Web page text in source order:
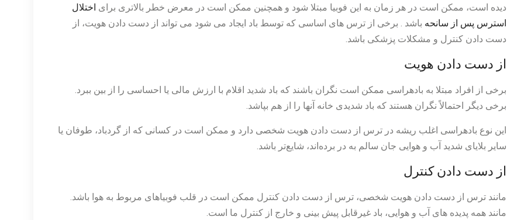
دیده است، ممکن است در هر زمان به این فوبیا مبتلا شود و همچنین ممکن است در معرض خطر بالاتری برای اختلال
استرس پس از سانحه باشد . برخی از ترس های اساسی که توسط باد ایجاد می شود می تواند از دست دادن هویت، از
دست دادن کنترل و مشکلات پزشکی باشد.
از دست دادن هویت
برخی از افراد مبتلا به بادهراسی ممکن است نگران باشند که باد شدید اقلام با ارزش مالی یا احساسی را از بین ببرد.
برخی دیگر احتمالاً نگران هستند که باد شدیدی خانه آنها را از هم بپاشد.
این نوع بادهراسی اغلب ریشه در ترس از دست دادن هویت شخصی دارد و ممکن است در کسانی که از گردباد، طوفان یا
سایر بلایای شدید آب و هوایی جان سالم به در برده‌اند، شایع‌تر باشد.
از دست دادن کنترل
مانند ترس از دست دادن هویت شخصی، ترس از دست دادن کنترل ممکن است در قلب فوبیاهای مربوط به هوا باشد.
مانند همه پدیده های آب و هوایی، باد غیرقابل پیش بینی و خارج از کنترل ما است.